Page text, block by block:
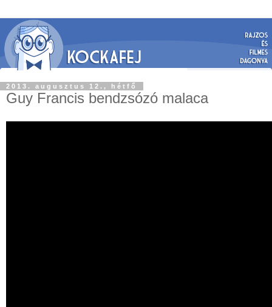
2013. augusztus 12., hétfő
Guy Francis bendzsózó malaca